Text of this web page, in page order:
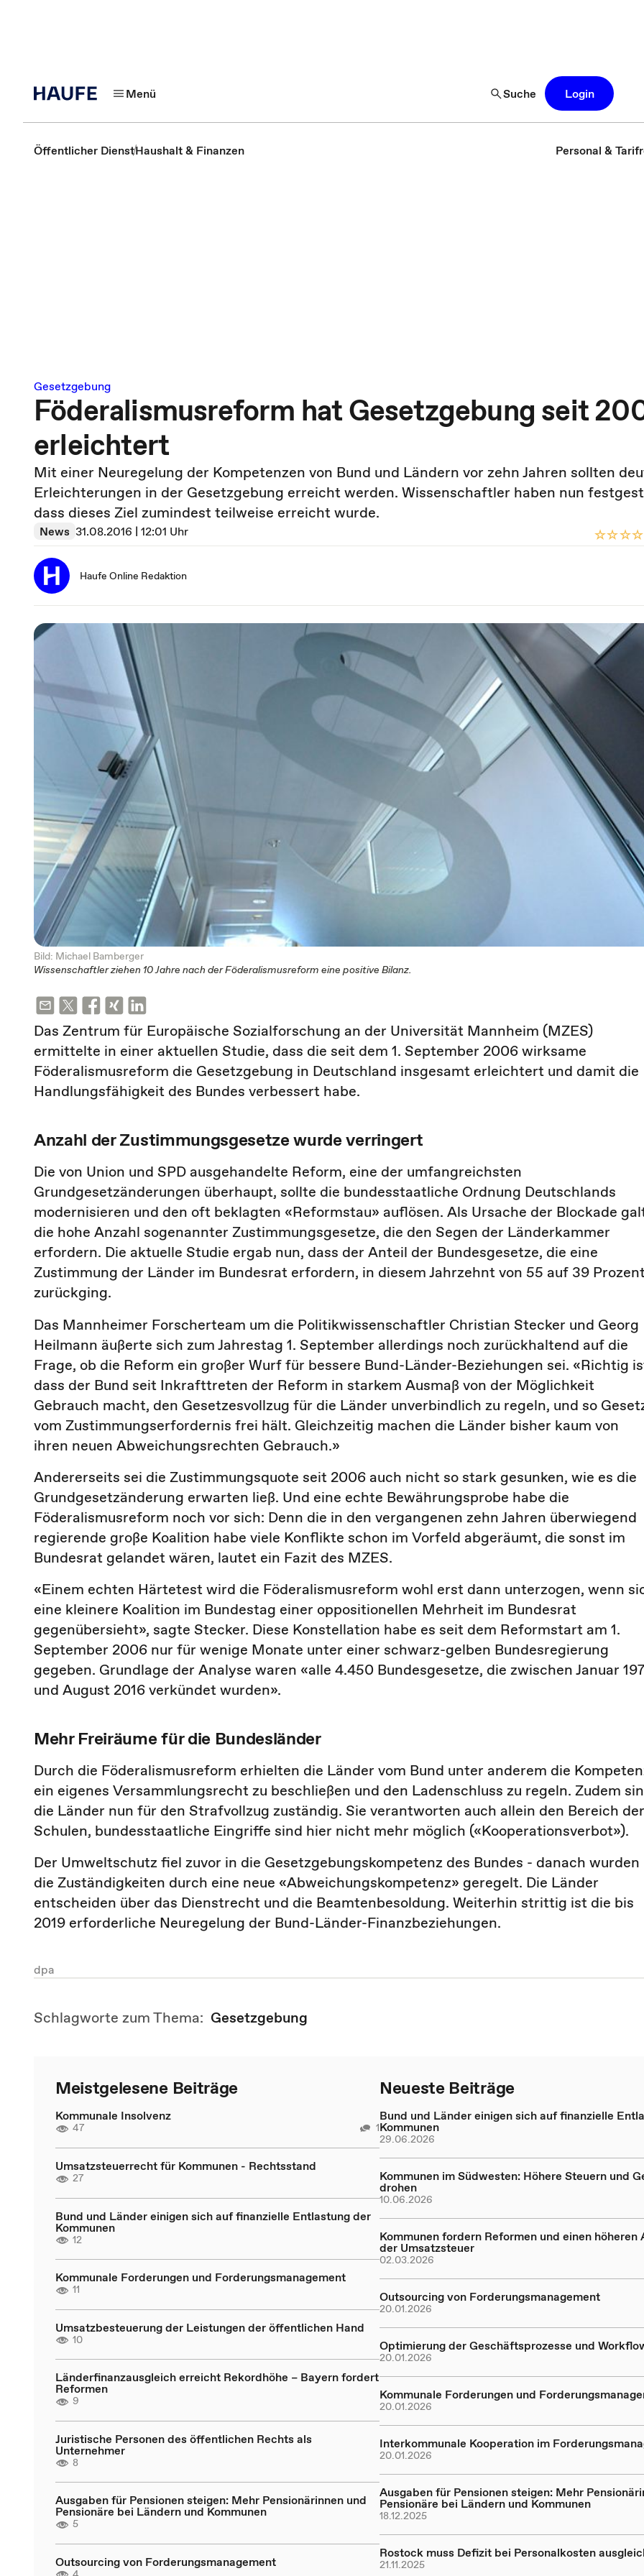
Menü Suche Login
Öffentlicher DienstHaushalt & Finanzen Personal &
Gesetzgebung
Föderalismusreform hat Gesetzgebung seit
erleichtert
Mit einer Neuregelung der Kompetenzen von Bund und Ländern vor zehn Jahren sollten
Erleichterungen in der Gesetzgebung erreicht werden. Wissenschaftler haben nun
dass dieses Ziel zumindest teilweise erreicht wurde.
News 31.08.2016 | 12:01 Uhr
Haufe Online Redaktion
Bild: Michael Bamberger
Wissenschaftler ziehen 10 Jahre nach der Föderalismusreform eine positive Bilanz.
Das Zentrum für Europäische Sozialforschung an der Universität Mannheim (MZES)
ermittelte in einer aktuellen Studie, dass die seit dem 1. September 2006 wirksame
Föderalismusreform die Gesetzgebung in Deutschland insgesamt erleichtert und damit die
Handlungsfähigkeit des Bundes verbessert habe.
Anzahl der Zustimmungsgesetze wurde verringert
Die von Union und SPD ausgehandelte Reform, eine der umfangreichsten
Grundgesetzänderungen überhaupt, sollte die bundesstaatliche Ordnung Deutschlands
modernisieren und den oft beklagten «Reformstau» auflösen. Als Ursache der Blockade
die hohe Anzahl sogenannter Zustimmungsgesetze, die den Segen der Länderkammer
erfordern. Die aktuelle Studie ergab nun, dass der Anteil der Bundesgesetze, die eine
Zustimmung der Länder im Bundesrat erfordern, in diesem Jahrzehnt von 55 auf 39
zurückging.
Das Mannheimer Forscherteam um die Politikwissenschaftler Christian Stecker und Georg
Heilmann äußerte sich zum Jahrestag 1. September allerdings noch zurückhaltend auf die
Frage, ob die Reform ein großer Wurf für bessere Bund-Länder-Beziehungen sei. «Richtig
dass der Bund seit Inkrafttreten der Reform in starkem Ausmaß von der Möglichkeit
Gebrauch macht, den Gesetzesvollzug für die Länder unverbindlich zu regeln, und so
vom Zustimmungserfordernis frei hält. Gleichzeitig machen die Länder bisher kaum von
ihren neuen Abweichungsrechten Gebrauch.»
Andererseits sei die Zustimmungsquote seit 2006 auch nicht so stark gesunken, wie es die
Grundgesetzänderung erwarten ließ. Und eine echte Bewährungsprobe habe die
Föderalismusreform noch vor sich: Denn die in den vergangenen zehn Jahren überwiegend
regierende große Koalition habe viele Konflikte schon im Vorfeld abgeräumt, die sonst im
Bundesrat gelandet wären, lautet ein Fazit des MZES.
«Einem echten Härtetest wird die Föderalismusreform wohl erst dann unterzogen, wenn
eine kleinere Koalition im Bundestag einer oppositionellen Mehrheit im Bundesrat
gegenübersieht», sagte Stecker. Diese Konstellation habe es seit dem Reformstart am 1.
September 2006 nur für wenige Monate unter einer schwarz-gelben Bundesregierung
gegeben. Grundlage der Analyse waren «alle 4.450 Bundesgesetze, die zwischen Januar
und August 2016 verkündet wurden».
Mehr Freiräume für die Bundesländer
Durch die Föderalismusreform erhielten die Länder vom Bund unter anderem die
ein eigenes Versammlungsrecht zu beschließen und den Ladenschluss zu regeln. Zudem
die Länder nun für den Strafvollzug zuständig. Sie verantworten auch allein den Bereich der
Schulen, bundesstaatliche Eingriffe sind hier nicht mehr möglich («Kooperationsverbot»).
Der Umweltschutz fiel zuvor in die Gesetzgebungskompetenz des Bundes - danach wurden
die Zuständigkeiten durch eine neue «Abweichungskompetenz» geregelt. Die Länder
entscheiden über das Dienstrecht und die Beamtenbesoldung. Weiterhin strittig ist die bis
2019 erforderliche Neuregelung der Bund-Länder-Finanzbeziehungen.
dpa
Schlagworte zum Thema: Gesetzgebung
Meistgelesene Beiträge
Kommunale Insolvenz
47 1
Umsatzsteuerrecht für Kommunen - Rechtsstand
27
Bund und Länder einigen sich auf finanzielle Entlastung der
Kommunen
12
Kommunale Forderungen und Forderungsmanagement
11
Umsatzbesteuerung der Leistungen der öffentlichen Hand
10
Länderfinanzausgleich erreicht Rekordhöhe – Bayern fordert
Reformen
9
Juristische Personen des öffentlichen Rechts als
Unternehmer
8
Ausgaben für Pensionen steigen: Mehr Pensionärinnen und
Pensionäre bei Ländern und Kommunen
5
Outsourcing von Forderungsmanagement
Neueste Beiträge
Bund und Länder einigen sich auf finanzielle
Kommunen
29.06.2026
Kommunen im Südwesten: Höhere Steuern und
drohen
10.06.2026
Kommunen fordern Reformen und einen höheren
der Umsatzsteuer
02.03.2026
Outsourcing von Forderungsmanagement
20.01.2026
Optimierung der Geschäftsprozesse und
20.01.2026
Kommunale Forderungen und
20.01.2026
Interkommunale Kooperation im
20.01.2026
Ausgaben für Pensionen steigen: Mehr
Pensionäre bei Ländern und Kommunen
18.12.2025
Rostock muss Defizit bei Personalkosten
21.11.2025